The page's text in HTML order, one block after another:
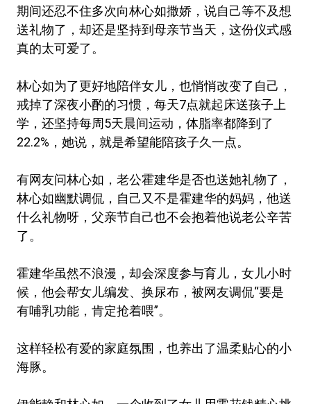
期间还忍不住多次向林心如撒娇，说自己等不及想
送礼物了，却还是坚持到母亲节当天，这份仪式感
真的太可爱了。
林心如为了更好地陪伴女儿，也悄悄改变了自己，
戒掉了深夜小酌的习惯，每天7点就起床送孩子上
学，还坚持每周5天晨间运动，体脂率都降到了
22.2%，她说，就是希望能陪孩子久一点。
有网友问林心如，老公霍建华是否也送她礼物了，
林心如幽默调侃，自己又不是霍建华的妈妈，他送
什么礼物呀，父亲节自己也不会抱着他说老公辛苦
了。
霍建华虽然不浪漫，却会深度参与育儿，女儿小时
候，他会帮女儿编发、换尿布，被网友调侃“要是
有哺乳功能，肯定抢着喂”。
这样轻松有爱的家庭氛围，也养出了温柔贴心的小
海豚。